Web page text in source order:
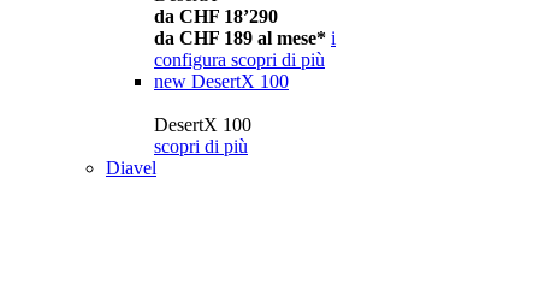
da CHF 18’290
da CHF 189 al mese* i
configura scopri di più
new DesertX 100
DesertX 100
scopri di più
Diavel